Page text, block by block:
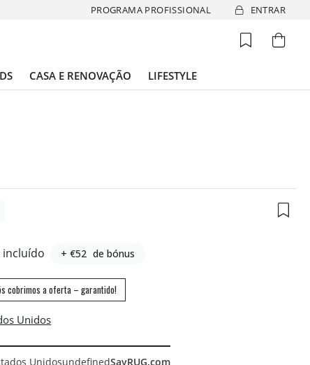
PROGRAMA PROFISSIONAL ENTRAR
CASA E RENOVAÇÃO LIFESTYLE
incluído + €52 de bónus
cobrimos a oferta – garantido!
UnidosundefinedSayRUG.com